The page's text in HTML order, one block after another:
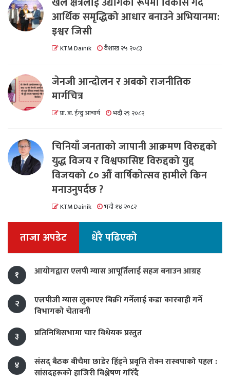
आर्थिक समृद्धिको आधार बनाउने अभियानमा:
इश्वर जिसी
KTM Dainik वैशाख २५ २०८३
जेनजी आन्दोलन र अबको राजनीतिक
मार्गचित्र
प्रा. डा. ईन्दु आचार्य भदौ २९ २०८२
चिनियाँ जनताको जापानी आक्रमण विरुद्दको
युद्ध विजय र विश्वफासिष्ट विरुद्दको युद्द
विजयको ८० औं वार्षिकोत्सव हामीले किन
मनाउनुपर्दछ ?
KTM Dainik भदौ १४ २०८२
ताजा अपडेट धेरै पढिएको
१ आयोगद्वारा एलपी ग्यास आपूर्तिलाई सहज बनाउन आग्रह
२
एलपीजी ग्यास लुकाएर बिक्री गर्नेलाई कडा कारबाही गर्ने
विभागको चेतावनी
३
प्रतिनिधिसभामा चार विधेयक प्रस्तुत
४
संसद् बैठक बीचैमा छाडेर हिँड्ने प्रवृत्ति रोक्न रास्वपाको पहल :
सांसदहरूको हाजिरी विश्लेषण गरिँदै